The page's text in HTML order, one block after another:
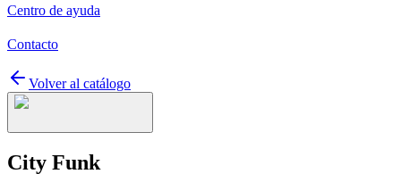
Centro de ayuda
Contacto
Volver al catálogo
City Funk